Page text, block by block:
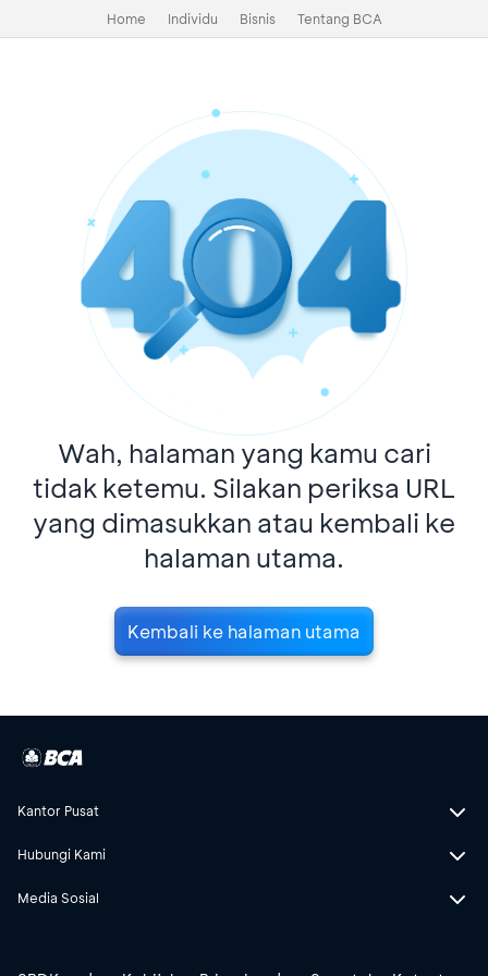
Home Individu Bisnis Tentang BCA
Wah, halaman yang kamu cari
tidak ketemu. Silakan periksa URL
yang dimasukkan atau kembali ke
halaman utama.
Kembali ke halaman utama
Kantor Pusat
Hubungi Kami
Media Sosial